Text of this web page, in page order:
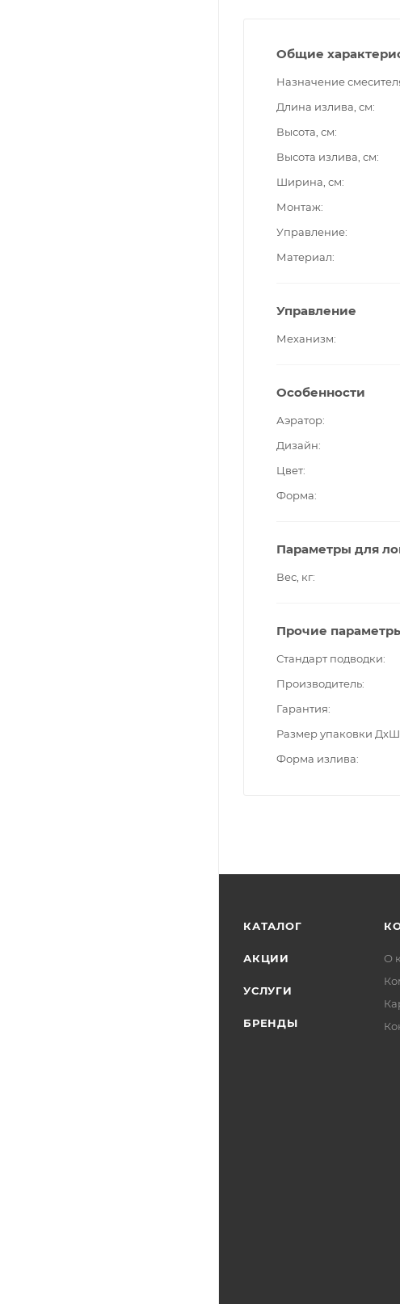
Общие
Назначение
Длина излива, см
Высота, см
Высота излива, см
Ширина, см
Монтаж
Управление
Материал
Управление
Механизм
Особенности
Аэратор
Дизайн
Цвет
Форма
Параметры для
Вес, кг
Прочие
Стандарт подводки
Производитель
Гарантия
Размер упаковки
Форма излива
КАТАЛОГ
АКЦИИ
УСЛУГИ
БРЕНДЫ
О